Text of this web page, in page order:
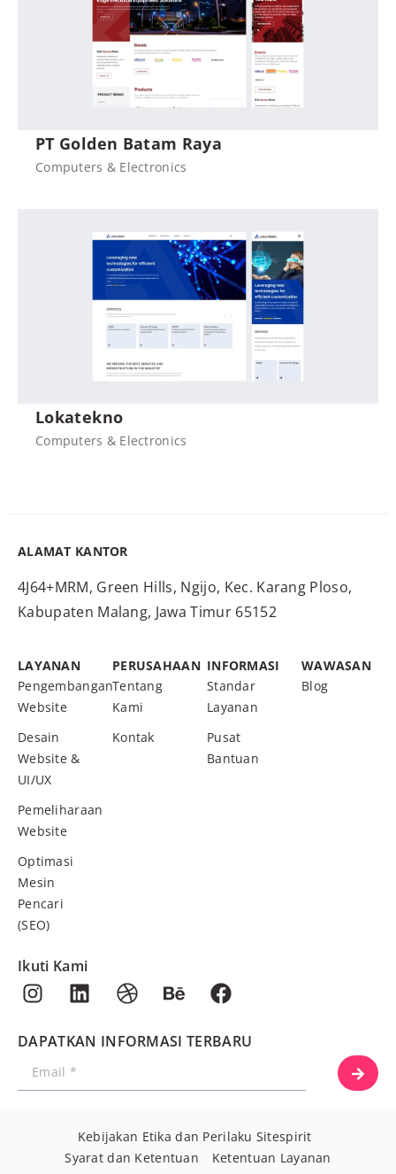
PT Golden Batam Raya
Computers & Electronics
Lokatekno
Computers & Electronics
ALAMAT KANTOR
4J64+MRM, Green Hills, Ngijo, Kec. Karang Ploso,
Kabupaten Malang, Jawa Timur 65152
LAYANAN
Pengembangan
Website
Desain
Website &
UI/UX
Pemeliharaan
Website
Optimasi
Mesin
Pencari
(SEO)
PERUSAHAAN
Tentang
Kami
Kontak
INFORMASI
Standar
Layanan
Pusat
Bantuan
WAWASAN
Blog
Ikuti Kami
DAPATKAN INFORMASI TERBARU
Kebijakan Etika dan Perilaku Sitespirit
Syarat dan Ketentuan
Ketentuan Layanan